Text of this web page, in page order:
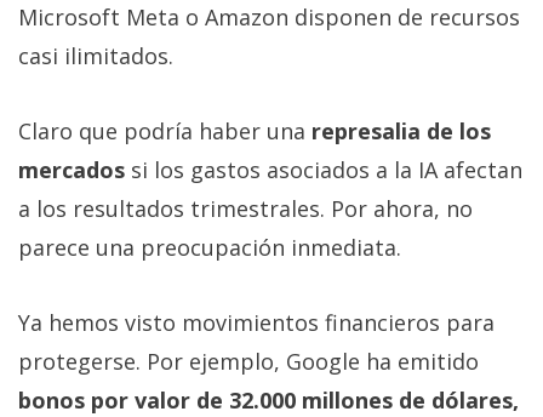
Microsoft Meta o Amazon disponen de recursos
casi ilimitados.
Claro que podría haber una represalia de los
mercados si los gastos asociados a la IA afectan
a los resultados trimestrales. Por ahora, no
parece una preocupación inmediata.
Ya hemos visto movimientos financieros para
protegerse. Por ejemplo, Google ha emitido
bonos por valor de 32.000 millones de dólares,